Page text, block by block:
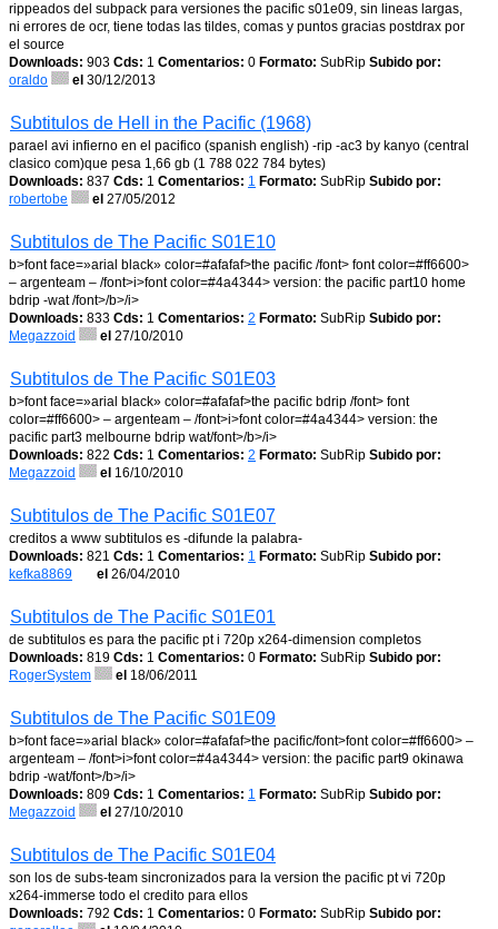
rippeados del subpack para versiones the pacific s01e09, sin lineas largas,
ni errores de ocr, tiene todas las tildes, comas y puntos gracias postdrax por
el source
Downloads: 903 Cds: 1 Comentarios: 0 Formato: SubRip Subido por:
oraldo
el 30/12/2013
Subtitulos de Hell in the Pacific (1968)
parael avi infierno en el pacifico (spanish english) -rip -ac3 by kanyo (central
clasico com)que pesa 1,66 gb (1 788 022 784 bytes)
Downloads: 837 Cds: 1 Comentarios: 1 Formato: SubRip Subido por:
robertobe
el 27/05/2012
Subtitulos de The Pacific S01E10
b>font face=»arial black» color=#afafaf>the pacific /font> font color=#ff6600>
– argenteam – /font>i>font color=#4a4344> version: the pacific part10 home
bdrip -wat /font>/b>/i>
Downloads: 833 Cds: 1 Comentarios: 2 Formato: SubRip Subido por:
Megazzoid
el 27/10/2010
Subtitulos de The Pacific S01E03
b>font face=»arial black» color=#afafaf>the pacific bdrip /font> font
color=#ff6600> – argenteam – /font>i>font color=#4a4344> version: the
pacific part3 melbourne bdrip wat/font>/b>/i>
Downloads: 822 Cds: 1 Comentarios: 2 Formato: SubRip Subido por:
Megazzoid
el 16/10/2010
Subtitulos de The Pacific S01E07
creditos a www subtitulos es -difunde la palabra-
Downloads: 821 Cds: 1 Comentarios: 1 Formato: SubRip Subido por:
kefka8869
el 26/04/2010
Subtitulos de The Pacific S01E01
de subtitulos es para the pacific pt i 720p x264-dimension completos
Downloads: 819 Cds: 1 Comentarios: 0 Formato: SubRip Subido por:
RogerSystem
el 18/06/2011
Subtitulos de The Pacific S01E09
b>font face=»arial black» color=#afafaf>the pacific/font>font color=#ff6600> –
argenteam – /font>i>font color=#4a4344> version: the pacific part9 okinawa
bdrip -wat/font>/b>/i>
Downloads: 809 Cds: 1 Comentarios: 1 Formato: SubRip Subido por:
Megazzoid
el 27/10/2010
Subtitulos de The Pacific S01E04
son los de subs-team sincronizados para la version the pacific pt vi 720p
x264-immerse todo el credito para ellos
Downloads: 792 Cds: 1 Comentarios: 0 Formato: SubRip Subido por: